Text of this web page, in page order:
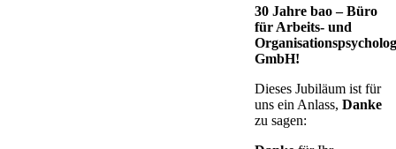
30 Jahre bao – Büro
für Arbeits- und
GmbH!
Dieses Jubiläum ist für
uns ein Anlass, Danke
zu sagen: